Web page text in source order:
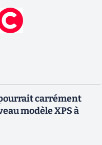
carrément
modèle XPS à